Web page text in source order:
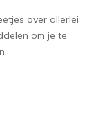
over allerlei
om je te